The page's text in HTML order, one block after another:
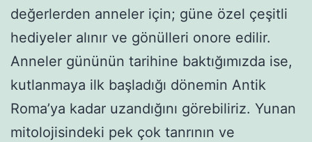
değerlerden anneler için; güne özel çeşitli
hediyeler alınır ve gönülleri onore edilir.
Anneler gününün tarihine baktığımızda ise,
kutlanmaya ilk başladığı dönemin Antik
Roma’ya kadar uzandığını görebiliriz. Yunan
mitolojisindeki pek çok tanrının ve